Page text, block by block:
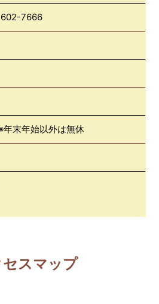
7666
末年始以外は無休
セスマップ